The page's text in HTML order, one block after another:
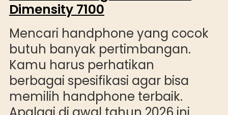
Dimensity 7100
Mencari handphone yang cocok
butuh banyak pertimbangan.
Kamu harus perhatikan
berbagai spesifikasi agar bisa
memilih handphone terbaik.